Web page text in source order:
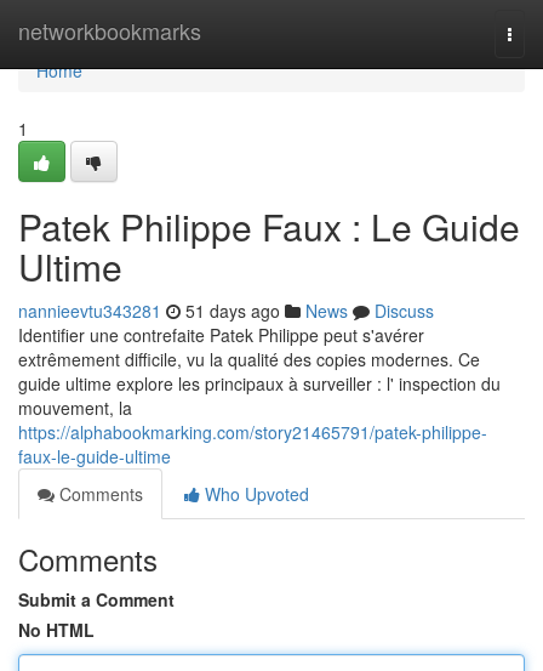
networkbookmarks
Home
Home
1
Patek Philippe Faux : Le Guide
Ultime
nannieevtu343281 51 days ago News
Discuss
Identifier une contrefaite Patek Philippe peut s'avérer
extrêmement difficile, vu la qualité des copies modernes. Ce
guide ultime explore les principaux à surveiller : l' inspection du
mouvement, la
https://alphabookmarking.com/story21465791/patek-philippe-
faux-le-guide-ultime
Comments
Who Upvoted
Comments
Submit a Comment
No HTML